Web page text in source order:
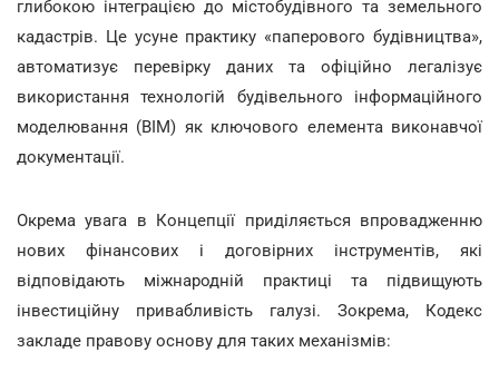
глибокою інтеграцією до містобудівного та земельного
кадастрів. Це усуне практику «паперового будівництва»,
автоматизує перевірку даних та офіційно легалізує
використання технологій будівельного інформаційного
моделювання (BIM) як ключового елемента виконавчої
документації.
Окрема увага в Концепції приділяється впровадженню
нових фінансових і договірних інструментів, які
відповідають міжнародній практиці та підвищують
інвестиційну привабливість галузі. Зокрема, Кодекс
закладе правову основу для таких механізмів: